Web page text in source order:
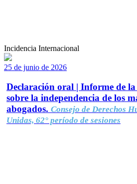
Incidencia Internacional
25 de junio de 2026
Declaración oral | Informe de
sobre la independencia de los
abogados. Consejo de Derechos
Unidas, 62° período de sesiones